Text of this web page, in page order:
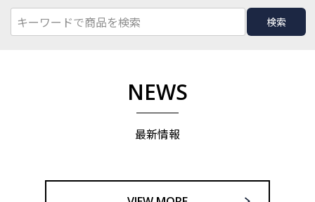
検索
NEWS
最新情報